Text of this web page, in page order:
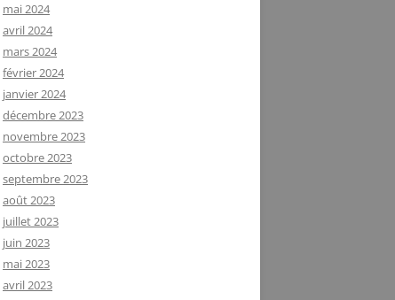
mai 2024
avril 2024
mars 2024
février 2024
janvier 2024
décembre 2023
novembre 2023
octobre 2023
septembre 2023
août 2023
juillet 2023
juin 2023
mai 2023
avril 2023